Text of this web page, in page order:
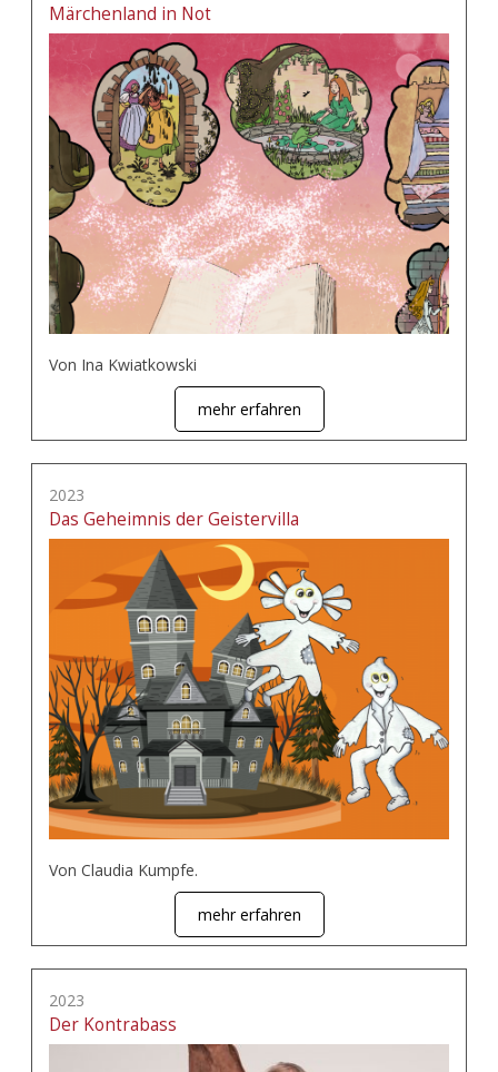
Märchenland in Not
Von Ina Kwiatkowski
mehr erfahren
2023
Das Geheimnis der Geistervilla
Von Claudia Kumpfe.
mehr erfahren
2023
Der Kontrabass